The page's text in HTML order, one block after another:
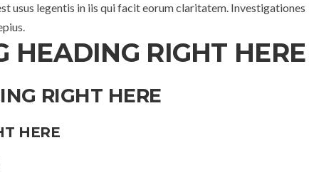
usus legentis in iis qui facit eorum claritatem. Investigationes
HEADING RIGHT HERE
RIGHT HERE
HERE